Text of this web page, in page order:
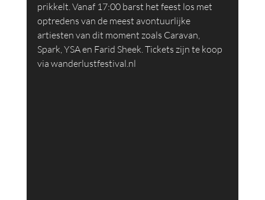
prikkelt. Vanaf 17:00 barst het feest los met
optredens van de meest avontuurlijke
artiesten van dit moment zoals Caravan,
Spark, YSA en Farid Sheek. Tickets zijn te koop
via wanderlustfestival.nl